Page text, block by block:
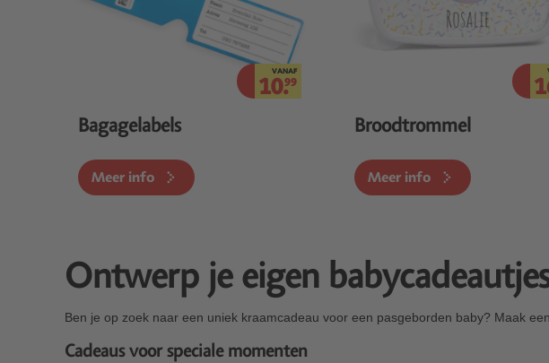
VANAF
10.99
Bagagelabels
Meer info
Broodtrommel
Meer info
Ontwerp je eigen
Ben je op zoek naar een uniek kraamcadeau voor een pasgeborden baby? Maak
Cadeaus voor speciale momenten